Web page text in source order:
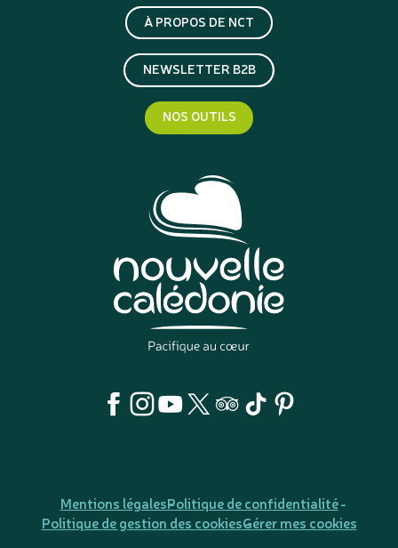
À PROPOS DE NCT
NEWSLETTER B2B
NOS OUTILS
Mentions légalesPolitique de confidentialité
Politique de gestion des cookiesGérer mes cookies